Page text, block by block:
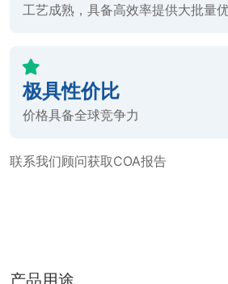
工艺成熟，具备高效率提供大批量
极具性价比
价格具备全球竞争力
联系我们顾问获取COA报告
产品用途